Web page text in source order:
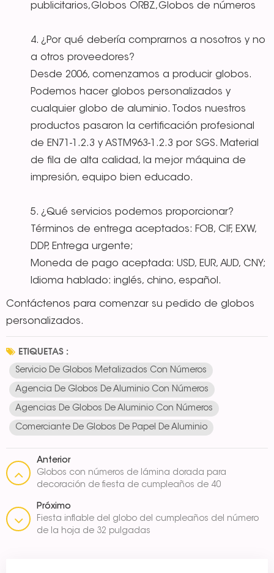
publicitarios,Globos ORBZ,Globos de números
4. ¿Por qué debería comprarnos a nosotros y no
a otros proveedores?
Desde 2006, comenzamos a producir globos.
Podemos hacer globos personalizados y
cualquier globo de aluminio. Todos nuestros
productos pasaron la certificación profesional
de EN71-1.2.3 y ASTM963-1.2.3 por SGS. Material
de fila de alta calidad, la mejor máquina de
impresión, equipo bien educado.
5. ¿Qué servicios podemos proporcionar?
Términos de entrega aceptados: FOB, CIF, EXW,
DDP, Entrega urgente;
Moneda de pago aceptada: USD, EUR, AUD, CNY;
Idioma hablado: inglés, chino, español.
Contáctenos para comenzar su pedido de globos
personalizados.
ETIQUETAS :
Servicio De Globos Metalizados Con Números
Agencia De Globos De Aluminio Con Números
Agencias De Globos De Aluminio Con Números
Comerciante De Globos De Papel De Aluminio
Anterior
Globos con números de lámina dorada para
decoración de fiesta de cumpleaños de 40
Próximo
Fiesta inflable del globo del cumpleaños del número
de la hoja de 32 pulgadas